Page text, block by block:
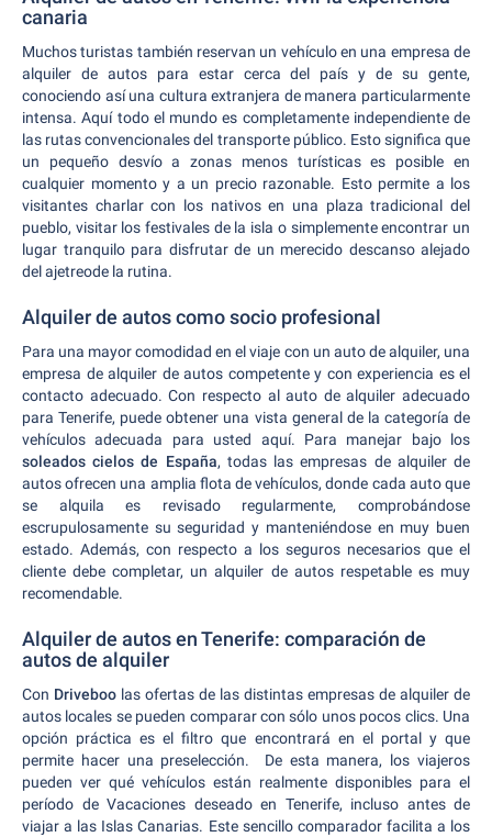
canaria
Muchos turistas también reservan un vehículo en una empresa de
alquiler de autos para estar cerca del país y de su gente,
conociendo así una cultura extranjera de manera particularmente
intensa. Aquí todo el mundo es completamente independiente de
las rutas convencionales del transporte público. Esto significa que
un pequeño desvío a zonas menos turísticas es posible en
cualquier momento y a un precio razonable. Esto permite a los
visitantes charlar con los nativos en una plaza tradicional del
pueblo, visitar los festivales de la isla o simplemente encontrar un
lugar tranquilo para disfrutar de un merecido descanso alejado
del ajetreode la rutina.
Alquiler de autos como socio profesional
Para una mayor comodidad en el viaje con un auto de alquiler, una
empresa de alquiler de autos competente y con experiencia es el
contacto adecuado. Con respecto al auto de alquiler adecuado
para Tenerife, puede obtener una vista general de la categoría de
vehículos adecuada para usted aquí. Para manejar bajo los
soleados cielos de España, todas las empresas de alquiler de
autos ofrecen una amplia flota de vehículos, donde cada auto que
se alquila es revisado regularmente, comprobándose
escrupulosamente su seguridad y manteniéndose en muy buen
estado. Además, con respecto a los seguros necesarios que el
cliente debe completar, un alquiler de autos respetable es muy
recomendable.
Alquiler de autos en Tenerife: comparación de
autos de alquiler
Con Driveboo las ofertas de las distintas empresas de alquiler de
autos locales se pueden comparar con sólo unos pocos clics. Una
opción práctica es el filtro que encontrará en el portal y que
permite hacer una preselección. De esta manera, los viajeros
pueden ver qué vehículos están realmente disponibles para el
período de Vacaciones deseado en Tenerife, incluso antes de
viajar a las Islas Canarias. Este sencillo comparador facilita a los